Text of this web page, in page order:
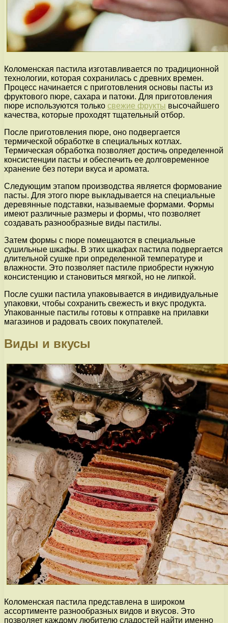
Коломенская пастила изготавливается по традиционной
технологии, которая сохранилась с древних времен.
Процесс начинается с приготовления основы пасты из
фруктового пюре, сахара и патоки. Для приготовления
пюре используются только свежие фрукты высочайшего
качества, которые проходят тщательный отбор.
После приготовления пюре, оно подвергается
термической обработке в специальных котлах.
Термическая обработка позволяет достичь определенной
консистенции пасты и обеспечить ее долговременное
хранение без потери вкуса и аромата.
Следующим этапом производства является формование
пасты. Для этого пюре выкладывается на специальные
деревянные подставки, называемые формами. Формы
имеют различные размеры и формы, что позволяет
создавать разнообразные виды пастилы.
Затем формы с пюре помещаются в специальные
сушильные шкафы. В этих шкафах пастила подвергается
длительной сушке при определенной температуре и
влажности. Это позволяет пастиле приобрести нужную
консистенцию и становиться мягкой, но не липкой.
После сушки пастила упаковывается в индивидуальные
упаковки, чтобы сохранить свежесть и вкус продукта.
Упакованные пастилы готовы к отправке на прилавки
магазинов и радовать своих покупателей.
Виды и вкусы
Коломенская пастила представлена в широком
ассортименте разнообразных видов и вкусов. Это
позволяет каждому любителю сладостей найти именно